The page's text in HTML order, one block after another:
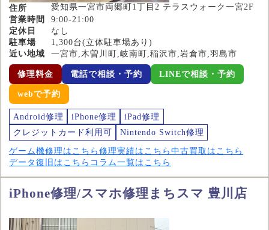
住所
愛知県一宮市両郷町1丁目2 テラスウォーク一宮2F
営業時間
9:00-21:00
定休日
なし
駐車場
1,300台(立体駐車場あり)
近い地域
一宮市,木曽川町,岐南町,稲沢市,岩倉市,羽島市
修理料金 電話で相談・予約 LINEで相談・予約
webで予約
Android修理 iPhone修理
iPad修理
クレジットカード利用可
Nintendo Switch修理
ゲーム機修理はこちら 修理実績はこちら 中古買取はこちら
データ復旧はこちら コラム一覧はこちら
iPhone修理/スマホ修理まちスマ 豊川店